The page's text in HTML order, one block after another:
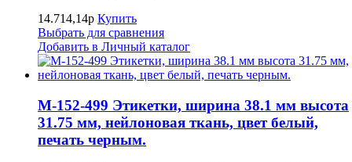
14.714,14р Купить
Выбрать для сравнения
Добавить в Личный каталог
M-152-499 Этикетки, ширина 38.1 мм высота
31.75 мм, нейлоновая ткань, цвет белый,
печать черным.